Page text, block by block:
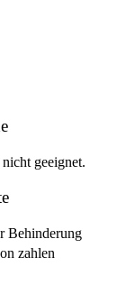
geeignet.
Behinderung
zahlen